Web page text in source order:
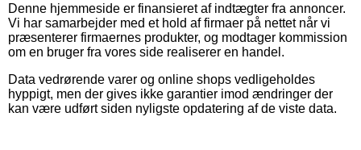
Denne hjemmeside er finansieret af indtægter fra annoncer.
Vi har samarbejder med et hold af firmaer på nettet når vi
præsenterer firmaernes produkter, og modtager kommission
om en bruger fra vores side realiserer en handel.
Data vedrørende varer og online shops vedligeholdes
hyppigt, men der gives ikke garantier imod ændringer der
kan være udført siden nyligste opdatering af de viste data.